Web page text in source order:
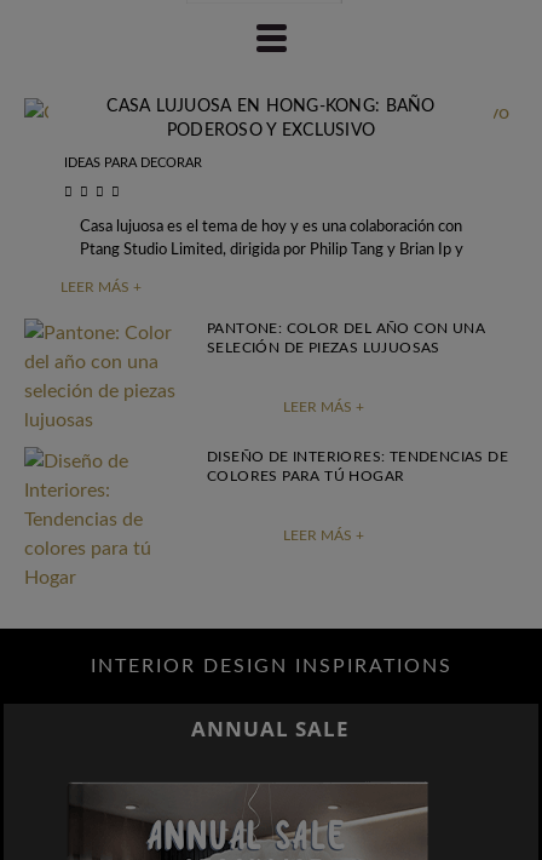
CASA LUJUOSA EN HONG-KONG: BAÑO
PODEROSO Y EXCLUSIVO
IDEAS PARA DECORAR
Casa lujuosa es el tema de hoy y es una colaboración con
Ptang Studio Limited, dirigida por Philip Tang y Brian Ip y
LEER MÁS +
PANTONE: COLOR DEL AÑO CON UNA
SELECIÓN DE PIEZAS LUJUOSAS
LEER MÁS +
DISEÑO DE INTERIORES: TENDENCIAS DE
COLORES PARA TÚ HOGAR
LEER MÁS +
INTERIOR DESIGN INSPIRATIONS
ANNUAL SALE